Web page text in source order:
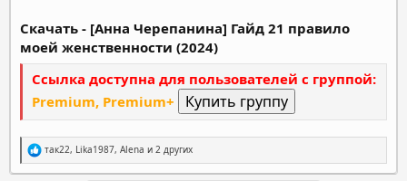
Скачать - [Анна Черепанина] Гайд 21 правило
моей женственности (2024)
Ссылка доступна для пользователей с группой:
Premium, Premium+
Р
е
а
так22, Lika1987, Alena и 2 других